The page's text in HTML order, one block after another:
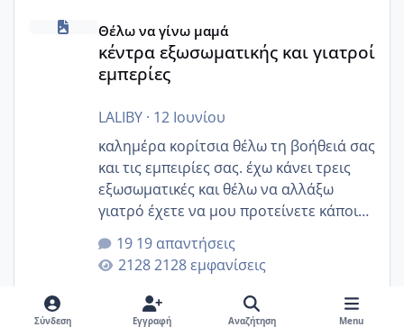
κέντρα εξωσωματικής και γιατροί εμπερίες
Θέλω να γίνω μαμά
κέντρα εξωσωματικής και γιατροί
εμπερίες
LALIBY· 12 Ιουνίου
καλημέρα κορίτσια θέλω τη βοήθειά σας
και τις εμπειρίες σας. έχω κάνει τρεις
εξωσωματικές και θέλω να αλλάξω
γιατρό έχετε να μου προτείνετε κάποιον
που μείνατε ευχαριστημένες και είχατε
επιιτυχία? έκανα στο υγεία με τον
ζερβομανωλάκη (δεν το εψαξε καθόλου
το θέμα δεν μου άρεσε καθο΄λου) και
στο γένεσις με τον πάντο
19 απαντήσεις
2128 εμφανίσεις
Σύνδεση Εγγραφή Αναζήτηση Menu